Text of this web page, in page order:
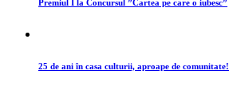
Premiul I la Concursul ”Cartea pe care o iubesc”
25 de ani în casa culturii, aproape de comunitate!